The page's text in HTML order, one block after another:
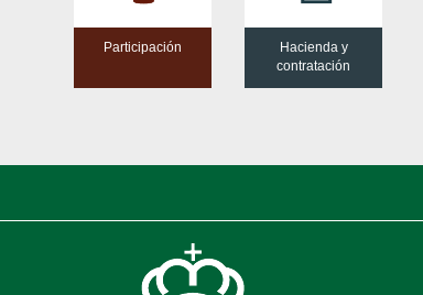
Participación
Hacienda y
contratación